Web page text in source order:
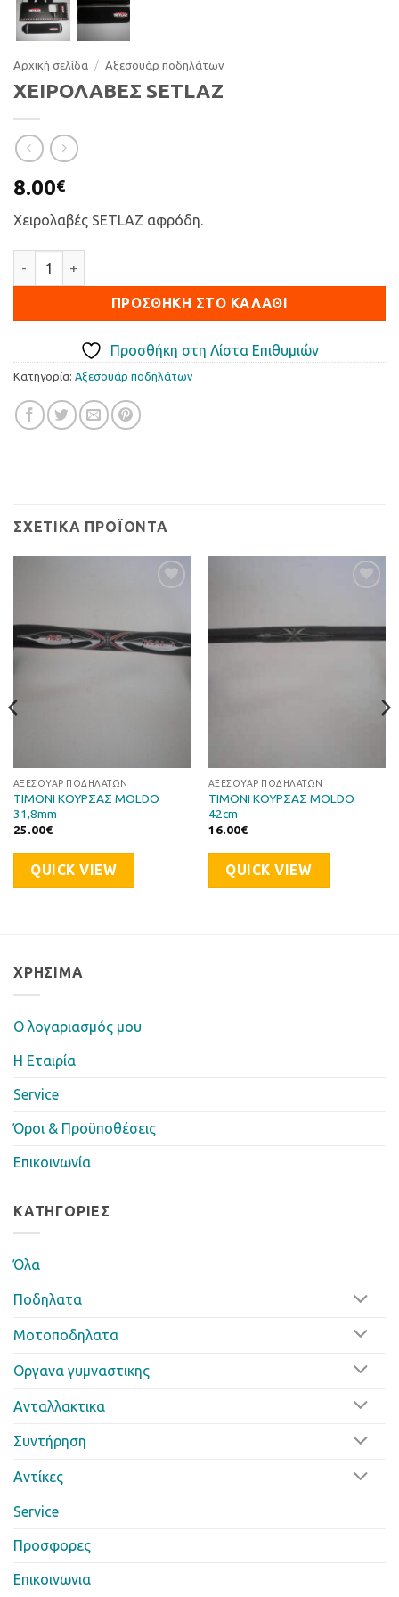
Αρχική σελίδα / Αξεσουάρ ποδηλάτων
ΧΕΙΡΟΛΑΒΕΣ SETLAZ
8.00€
Χειρολαβές SETLAZ αφρόδη.
ΠΡΟΣΘΉΚΗ ΣΤΟ ΚΑΛΆΘΙ
Προσθήκη στη Λίστα Επιθυμιών
Κατηγορία: Αξεσουάρ ποδηλάτων
ΣΧΕΤΙΚΆ ΠΡΟΪΌΝΤΑ
ΑΞΕΣΟΥΆΡ ΠΟΔΗΛΆΤΩΝ
ΤΙΜΟΝΙ ΚΟΥΡΣΑΣ MOLDO
31,8mm
25.00€
QUICK VIEW
Επιθυμιών
ΑΞΕΣΟΥΆΡ ΠΟΔΗΛΆΤΩΝ
ΤΙΜΟΝΙ ΚΟΥΡΣΑΣ MOLDO
42cm
16.00€
QUICK VIEW
ΧΡΉΣΙΜΑ
Ο λογαριασμός μου
Η Eταιρία
Service
Όροι & Προϋποθέσεις
Επικοινωνία
ΚΑΤΗΓΟΡΊΕΣ
Όλα
Ποδηλατα
Μοτοποδηλατα
Οργανα γυμναστικης
Ανταλλακτικα
Συντήρηση
Αντίκες
Service
Προσφορες
Επικοινωνια